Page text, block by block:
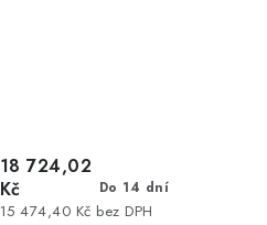
Do 14 dní
15 474,40 Kč bez DPH
18 724,02
Kč